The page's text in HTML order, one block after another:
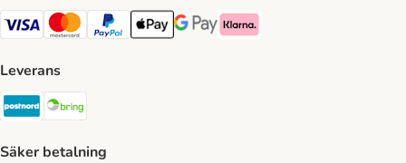
VISA Payment Method
Mastercard Payment Method
Paypal Payment Method
Apple Pay Payment Method
Google Pay Payment Method
Klarna Payment Method
Leverans
Postnord Shipping Method
Säker betalning